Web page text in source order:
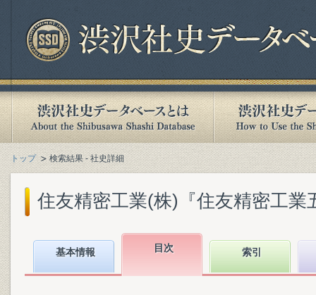
トップ 検索結果 - 社史詳細
住友精密工業(株)『住友精密工業
基本情報 目次 索引